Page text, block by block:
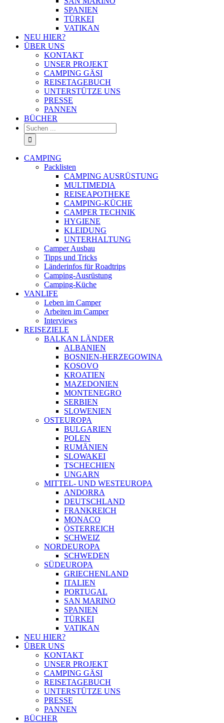
SPANIEN
TÜRKEI
VATIKAN
NEU HIER?
ÜBER UNS
KONTAKT
UNSER PROJEKT
CAMPING GÄSI
REISETAGEBUCH
UNTERSTÜTZE UNS
PRESSE
PANNEN
BÜCHER
Suche
nach:
CAMPING
Packlisten
CAMPING AUSRÜSTUNG
MULTIMEDIA
REISEAPOTHEKE
CAMPING-KÜCHE
CAMPER TECHNIK
HYGIENE
KLEIDUNG
UNTERHALTUNG
Camper Ausbau
Tipps und Tricks
Länderinfos für Roadtrips
Camping-Ausrüstung
Camping-Küche
VANLIFE
Leben im Camper
Arbeiten im Camper
Interviews
REISEZIELE
BALKAN LÄNDER
ALBANIEN
BOSNIEN-HERZEGOWINA
KOSOVO
KROATIEN
MAZEDONIEN
MONTENEGRO
SERBIEN
SLOWENIEN
OSTEUROPA
BULGARIEN
POLEN
RUMÄNIEN
SLOWAKEI
TSCHECHIEN
UNGARN
MITTEL- UND WESTEUROPA
ANDORRA
DEUTSCHLAND
FRANKREICH
MONACO
ÖSTERREICH
SCHWEIZ
NORDEUROPA
SCHWEDEN
SÜDEUROPA
GRIECHENLAND
ITALIEN
PORTUGAL
SAN MARINO
SPANIEN
TÜRKEI
VATIKAN
NEU HIER?
ÜBER UNS
KONTAKT
UNSER PROJEKT
CAMPING GÄSI
REISETAGEBUCH
UNTERSTÜTZE UNS
PRESSE
PANNEN
BÜCHER